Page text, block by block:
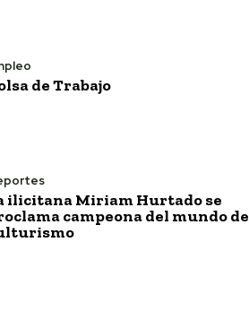
de Trabajo
ilicitana Miriam Hurtado se
campeona del mundo de